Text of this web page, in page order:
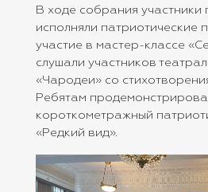
В ходе собрания участники
исполняли патриотические
участие в мастер-классе
слушали участников
«Чародеи» со
Ребятам
короткометражный
«Редкий вид».